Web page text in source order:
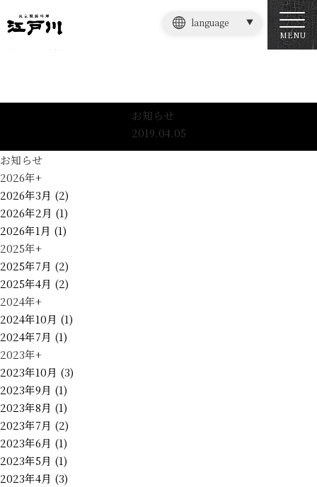
MENU
language
お知らせ
お知らせ
2019.04.05
お知らせ
2026年+
2026年3月 (2)
2026年2月 (1)
2026年1月 (1)
2025年+
2025年7月 (2)
2025年4月 (2)
2024年+
2024年10月 (1)
2024年7月 (1)
2023年+
2023年10月 (3)
2023年9月 (1)
2023年8月 (1)
2023年7月 (2)
2023年6月 (1)
2023年5月 (1)
2023年4月 (3)